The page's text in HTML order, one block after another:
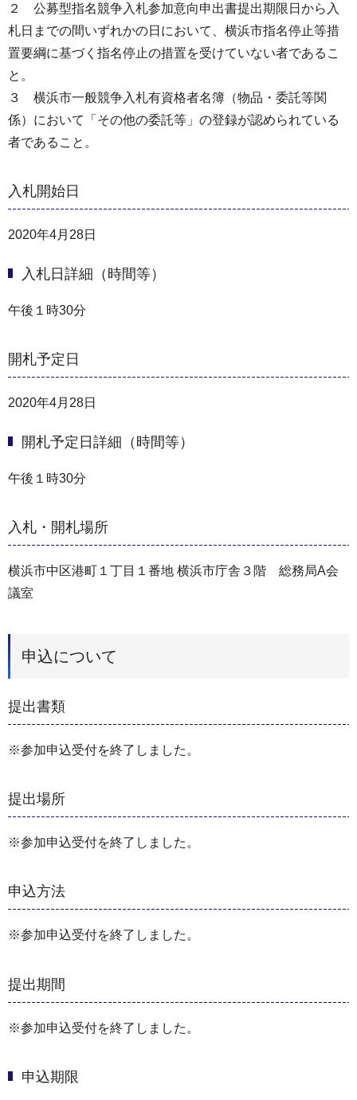
２ 公募型指名競争入札参加意向申出書提出期限日から入
札日までの間いずれかの日において、横浜市指名停止等措
置要綱に基づく指名停止の措置を受けていない者であるこ
と。
３ 横浜市一般競争入札有資格者名簿（物品・委託等関
係）において「その他の委託等」の登録が認められている
者であること。
入札開始日
2020年4月28日
入札日詳細（時間等）
午後１時30分
開札予定日
2020年4月28日
開札予定日詳細（時間等）
午後１時30分
入札・開札場所
横浜市中区港町１丁目１番地 横浜市庁舎３階 総務局A会
議室
申込について
提出書類
※参加申込受付を終了しました。
提出場所
※参加申込受付を終了しました。
申込方法
※参加申込受付を終了しました。
提出期間
※参加申込受付を終了しました。
申込期限